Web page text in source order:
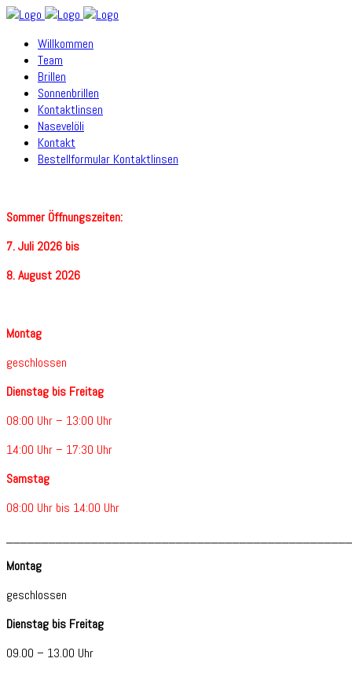
Willkommen
Team
Brillen
Sonnenbrillen
Kontaktlinsen
Nasevelöli
Kontakt
Bestellformular Kontaktlinsen
Sommer Öffnungszeiten:
7. Juli 2026 bis
8. August 2026
Montag
geschlossen
Dienstag bis Freitag
08:00 Uhr – 13:00 Uhr
14:00 Uhr – 17:30 Uhr
Samstag
08:00 Uhr bis 14:00 Uhr
Montag
geschlossen
Dienstag bis Freitag
09.00 – 13.00 Uhr